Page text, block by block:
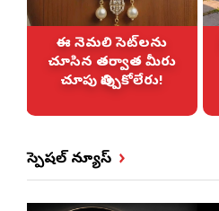
ఈ నెమలి సెట్‌లను
చూసిన తర్వాత మీరు
చూపు తిప్పుకోలేరు!
స్పెషల్ న్యూస్